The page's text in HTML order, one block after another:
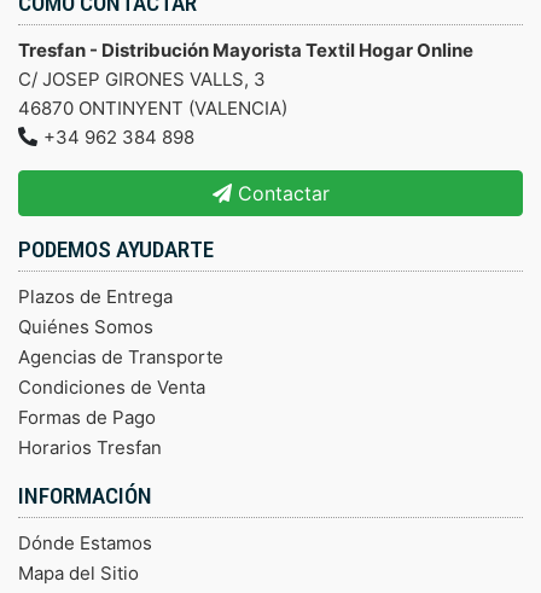
Tresfan - Distribución Mayorista Textil Hogar Online
C/ JOSEP GIRONES VALLS, 3
46870 ONTINYENT (VALENCIA)
+34 962 384 898
Contactar
PODEMOS AYUDARTE
Plazos de Entrega
Quiénes Somos
Agencias de Transporte
Condiciones de Venta
Formas de Pago
Horarios Tresfan
INFORMACIÓN
Dónde Estamos
Mapa del Sitio